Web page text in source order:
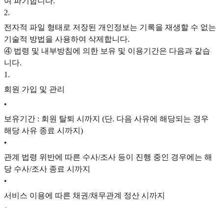
2.
전자적 파일 형태로 저장된 개인정보는 기록을 재생할 수 없는
기술적 방법을 사용하여 삭제합니다.
④ 법령 및 내부방침에 의한 보유 및 이용기간은 다음과 같습
니다.
1 .
회원 가입 및 관리
•
보유기간 : 회원 탈퇴 시까지 (단. 다음 사유에 해당되는 경우
해당 사유 종료 시까지)
•
관계 법령 위반에 따른 수사/조사 등이 진행 중인 경우에는 해
당 수사/조사 종료 시까지
•
서비스 이용에 따른 채권/채무관계 정산 시까지